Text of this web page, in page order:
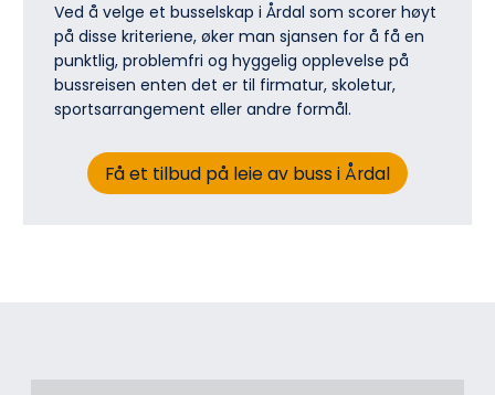
Ved å velge et busselskap i Årdal som scorer høyt
på disse kriteriene, øker man sjansen for å få en
punktlig, problemfri og hyggelig opplevelse på
bussreisen enten det er til firmatur, skoletur,
sports­arrangement eller andre formål.
Få et tilbud på leie av buss i Årdal